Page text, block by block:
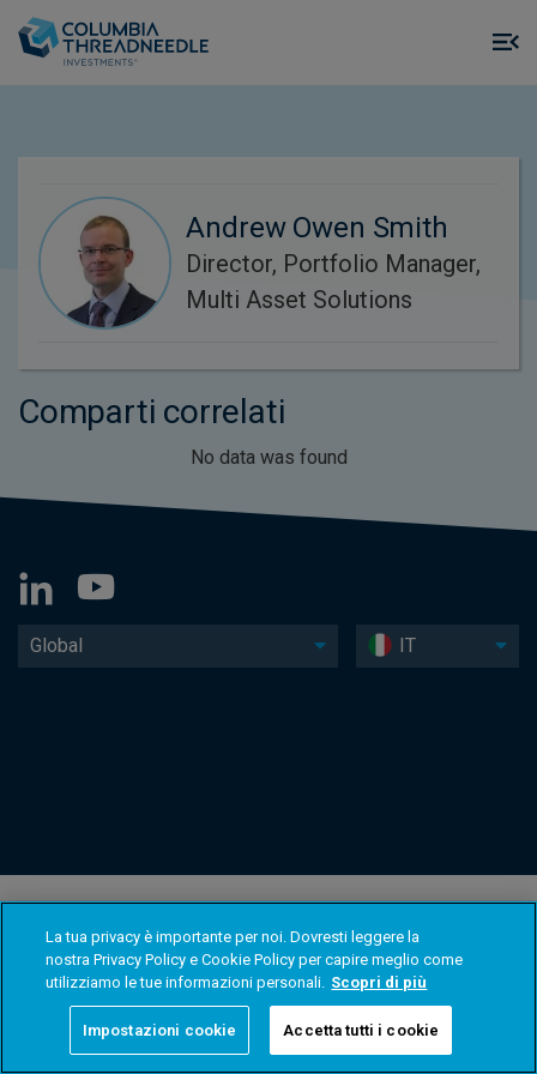
Andrew Owen Smith
Director, Portfolio Manager,
Multi Asset Solutions
Comparti correlati
No data was found
Global IT
La tua privacy è importante per noi. Dovresti leggere la
nostra Privacy Policy e Cookie Policy per capire meglio come
utilizziamo le tue informazioni personali. Scopri di più
Impostazioni cookie Accetta tutti i cookie